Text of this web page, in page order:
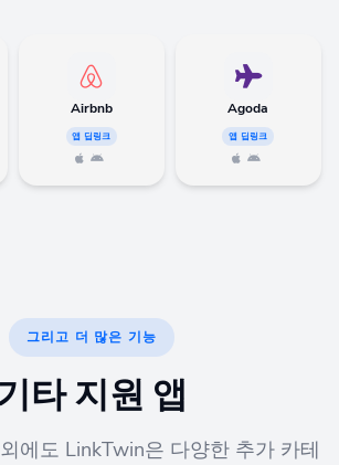
Airbnb
앱 딥링크
Agoda
앱 딥링크
그리고 더 많은 기능
타 지원 앱
에도 LinkTwin은 다양한 추가 카테